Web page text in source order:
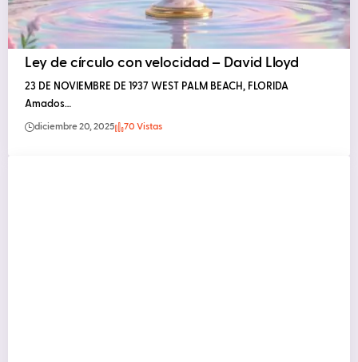
Ley de círculo con velocidad – David Lloyd
23 DE NOVIEMBRE DE 1937 WEST PALM BEACH, FLORIDA
Amados…
diciembre 20, 2025 70 Vistas